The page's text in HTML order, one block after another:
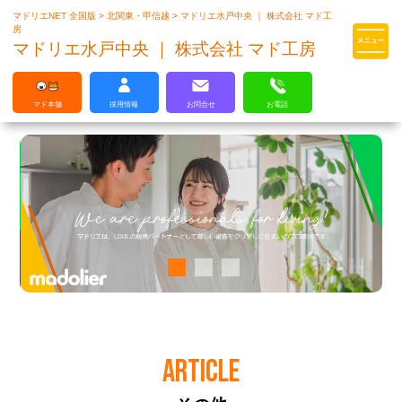
マドリエはLIXILの厳しい基準を
マドリエNET 全国版>北関東・甲信越>マドリエ水戸中央 ｜ 株式会社 マド工
房
マドリエ水戸中央 ｜ 株式会社 マド工房
マド本舗 採用情報 お問合せ お電話
ARTICLE